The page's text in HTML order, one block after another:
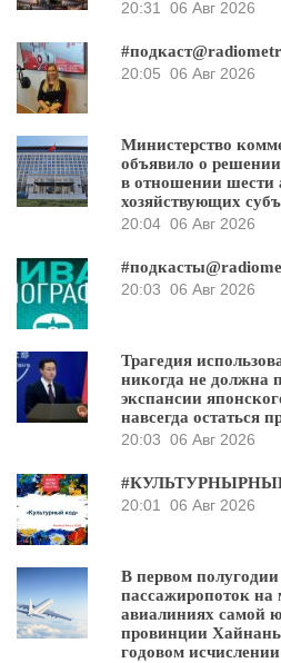
20:31 06 Авг 2026
20:05 06 Авг 2026
Министерство
объявило о
в отношении шести
хозяйствующих
20:04 06 Авг 2026
20:03 06 Авг 2026
Трагедия
никогда не должна
экспансии
навсегда остаться
20:03 06 Авг 2026
20:01 06 Авг 2026
В первом полугодии
пассажиропоток
авиалиниях самой
провинции
годовом исчислении